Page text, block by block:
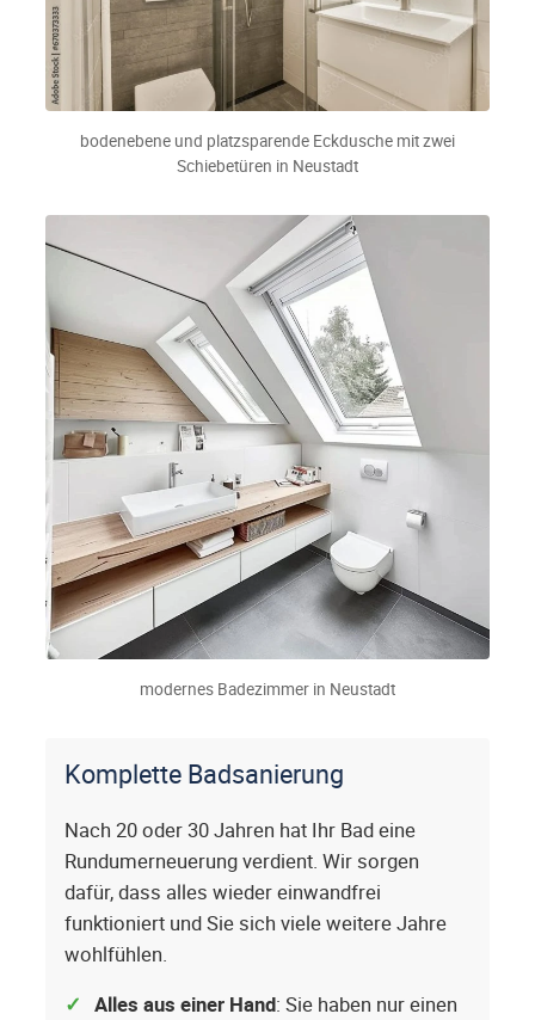
bodenebene und platzsparende Eckdusche mit zwei
Schiebetüren in Neustadt
modernes Badezimmer in Neustadt
Komplette Badsanierung
Nach 20 oder 30 Jahren hat Ihr Bad eine
Rundumerneuerung verdient. Wir sorgen
dafür, dass alles wieder einwandfrei
funktioniert und Sie sich viele weitere Jahre
wohlfühlen.
Alles aus einer Hand: Sie haben nur einen